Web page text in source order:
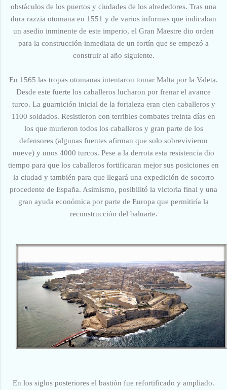
obstáculos de los puertos y ciudades de los alrededores. Tras una
dura razzia otomana en 1551 y de varios informes que indicaban
un asedio inminente de este imperio, el Gran Maestre dio orden
para la construcción inmediata de un fortín que se empezó a
construir al año siguiente.
En 1565 las tropas otomanas intentaron tomar Malta por la Valeta.
Desde este fuerte los caballeros lucharon por frenar el avance
turco. La guarnición inicial de la fortaleza eran cien caballeros y
1100 soldados. Resistieron con terribles combates treinta días en
los que murieron todos los caballeros y gran parte de los
defensores (algunas fuentes afirman que solo sobrevivieron
nueve) y unos 4000 turcos. Pese a la derrota esta resistencia dio
tiempo para que los caballeros fortificaran mejor sus posiciones en
la ciudad y también para que llegará una expedición de socorro
procedente de España. Asimismo, posibilitó la victoria final y una
gran ayuda económica por parte de Europa que permitiría la
reconstrucción del baluarte.
En los siglos posteriores el bastión fue refortificado y ampliado.